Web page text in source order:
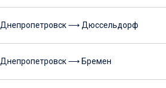
Днепропетровск ⟶ Дюссельдорф
Днепропетровск ⟶ Бремен